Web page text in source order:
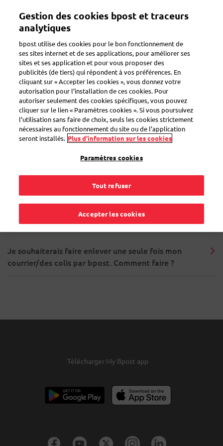
contenu
Toggle navigation
Search
Enlèvement occasionnel
Comment ça fonctionne ?
questions
« Enlèvement occasionnel »
Je souhaiterais faire enlever une seule fois mon
courrier/des colis par bpost. Comment faire ?
Télécharger My Bpost app
Gestion des cookies bpost et traceurs
analytiques
bpost utilise des cookies pour le bon fonctionnement de
ses sites internet et de ses applications, pour améliorer ses
sites et ses application et pour vous proposer des
publicités (de tiers) qui répondent à vos préférences. En
cliquant sur « Accepter les cookies », vous donnez votre
autorisation pour l’installation de ces cookies. Pour
autoriser seulement des cookies spécifiques, vous pouvez
cliquer sur le lien « Paramètres cookies ». Si vous poursuivez
l’utilisation sans faire de choix, seuls les cookies strictement
nécessaires au fonctionnement du site ou de l’application
seront installés. Plus d’information sur les cookies
Paramètres cookies
Tout refuser
Accepter les cookies